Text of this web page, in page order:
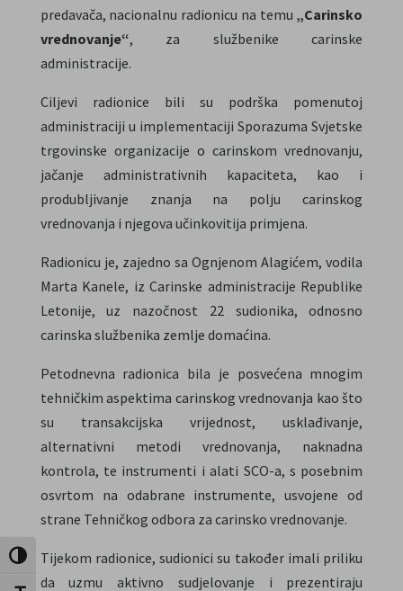
Uključi / isključi visoki kontrast
predavača, nacionalnu radionicu na temu „Carinsko
vrednovanje“, za službenike carinske
administracije.
Ciljevi radionice bili su podrška pomenutoj
administraciji u implementaciji Sporazuma Svjetske
trgovinske organizacije o carinskom vrednovanju,
jačanje administrativnih kapaciteta, kao i
produbljivanje znanja na polju carinskog
vrednovanja i njegova učinkovitija primjena.
Radionicu je, zajedno sa Ognjenom Alagićem, vodila
Marta Kanele, iz Carinske administracije Republike
Letonije, uz nazočnost 22 sudionika, odnosno
carinska službenika zemlje domaćina.
Petodnevna radionica bila je posvećena mnogim
tehničkim aspektima carinskog vrednovanja kao što
su transakcijska vrijednost, usklađivanje,
alternativni metodi vrednovanja, naknadna
kontrola, te instrumenti i alati SCO-a, s posebnim
osvrtom na odabrane instrumente, usvojene od
strane Tehničkog odbora za carinsko vrednovanje.
Tijekom radionice, sudionici su također imali priliku
da uzmu aktivno sudjelovanje i prezentiraju